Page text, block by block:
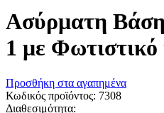
Ασύρματη
1 με
Προσθήκη στα αγαπημένα
Κωδικός προϊόντος: 7308
Διαθεσιμότητα: